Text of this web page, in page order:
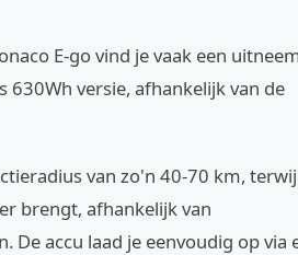
E-go vind je vaak een
630Wh versie, afhankelijk van de
van zo'n 40-70 km,
brengt, afhankelijk van
accu laad je eenvoudig op via